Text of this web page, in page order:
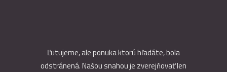
Ľutujeme, ale ponuka ktorú hľadáte, bola
odstránená. Našou snahou je zverejňovať len